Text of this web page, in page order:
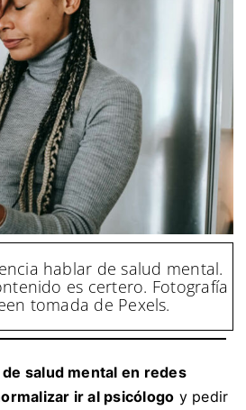
hablar de salud mental.
es certero. Fotografía
tomada de Pexels.
salud mental en redes
ir al psicólogo y pedir